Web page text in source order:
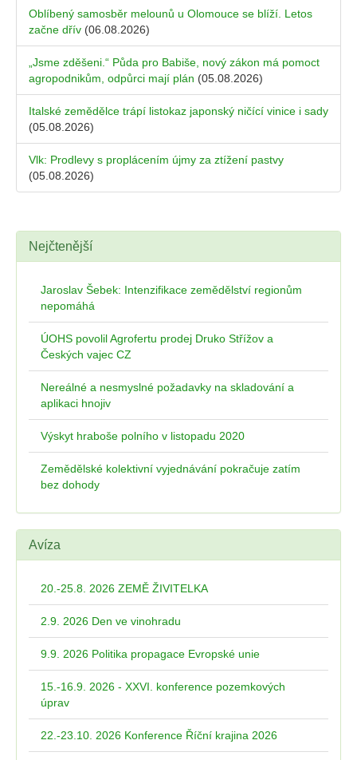
Oblíbený samosběr melounů u Olomouce se blíží. Letos
začne dřív (06.08.2026)
„Jsme zděšeni.“ Půda pro Babiše, nový zákon má pomoct
agropodnikům, odpůrci mají plán (05.08.2026)
Italské zemědělce trápí listokaz japonský ničící vinice i sady
(05.08.2026)
Vlk: Prodlevy s proplácením újmy za ztížení pastvy
(05.08.2026)
Nejčtenější
Jaroslav Šebek: Intenzifikace zemědělství regionům
nepomáhá
ÚOHS povolil Agrofertu prodej Druko Střížov a
Českých vajec CZ
Nereálné a nesmyslné požadavky na skladování a
aplikaci hnojiv
Výskyt hraboše polního v listopadu 2020
Zemědělské kolektivní vyjednávání pokračuje zatím
bez dohody
Avíza
20.-25.8. 2026 ZEMĚ ŽIVITELKA
2.9. 2026 Den ve vinohradu
9.9. 2026 Politika propagace Evropské unie
15.-16.9. 2026 - XXVI. konference pozemkových
úprav
22.-23.10. 2026 Konference Říční krajina 2026